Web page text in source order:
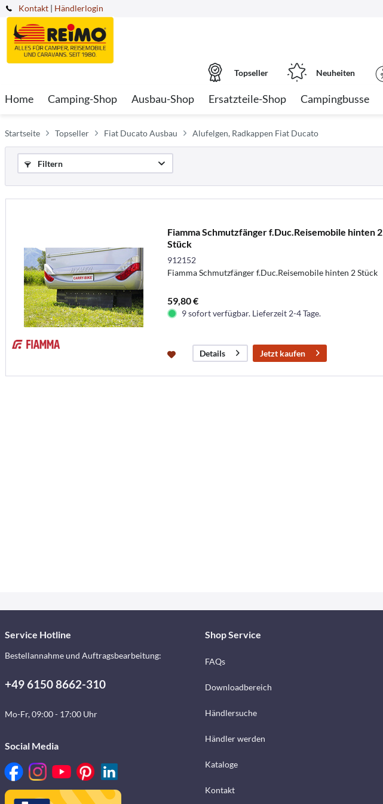
Kontakt | Händlerlogin
Topseller Neuheiten
Home Camping-Shop Ausbau-Shop Ersatzteile-Shop Campingbusse
Startseite Topseller Fiat Ducato Ausbau Alufelgen, Radkappen Fiat Ducato
Filtern
Fiamma Schmutzfänger f.Duc.Reisemobile hinten 2
Stück
912152
Fiamma Schmutzfänger f.Duc.Reisemobile hinten 2 Stück
59,80 €
9 sofort verfügbar. Lieferzeit 2-4 Tage.
Details Jetzt kaufen
Service Hotline
Bestellannahme und Auftragsbearbeitung:
+49 6150 8662-310
Mo-Fr, 09:00 - 17:00 Uhr
Social Media
Shop Service
FAQs
Downloadbereich
Händlersuche
Händler werden
Kataloge
Kontakt